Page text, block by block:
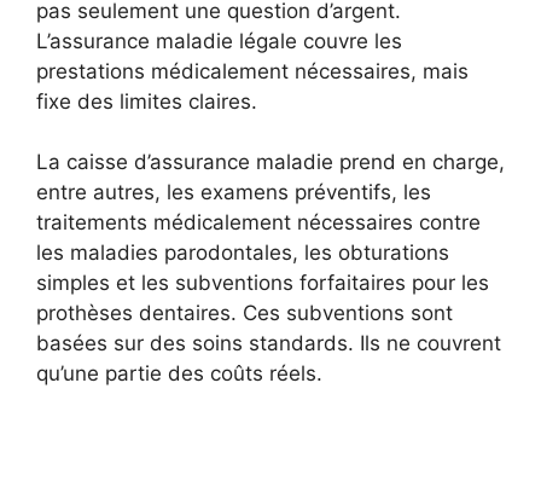
pas seulement une question d’argent.
L’assurance maladie légale couvre les
prestations médicalement nécessaires, mais
fixe des limites claires.
La caisse d’assurance maladie prend en charge,
entre autres, les examens préventifs, les
traitements médicalement nécessaires contre
les maladies parodontales, les obturations
simples et les subventions forfaitaires pour les
prothèses dentaires. Ces subventions sont
basées sur des soins standards. Ils ne couvrent
qu’une partie des coûts réels.